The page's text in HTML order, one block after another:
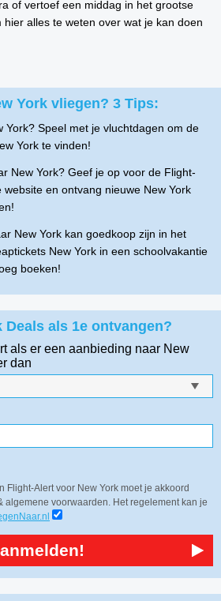
of vertoef een middag in het grootse
alles te weten over wat je kan doen
York vliegen? 3 Tips:
York? Speel met je vluchtdagen om de
York te vinden!
New York? Geef je op voor de Flight-
en ontvang nieuwe New York
New York kan goedkoop zijn in het
New York in een schoolvakantie
boeken!
Deals als 1e ontvangen?
als er een aanbieding naar New
dan
Flight-Alert voor New York moet je akkoord
algemene voorwaarden. Het regelement kan je